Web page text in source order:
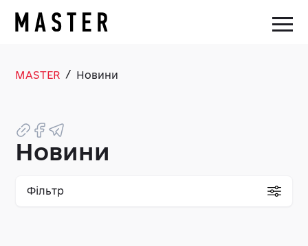
MASTER / Новини
Новини
Фільтр